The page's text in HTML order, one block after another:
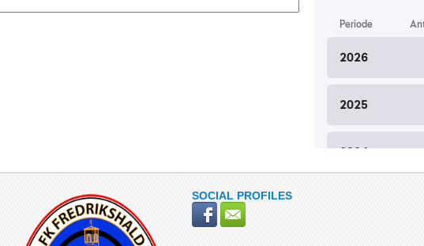
SOCIAL PROFILES